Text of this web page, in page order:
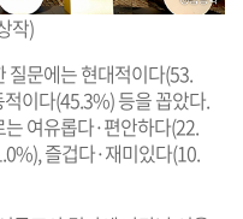
작)
질문에는 현대적이다(53.
이다(45.3%) 등을 꼽았다.
여유롭다·편안하다(22.
즐겁다·재미있다(10.